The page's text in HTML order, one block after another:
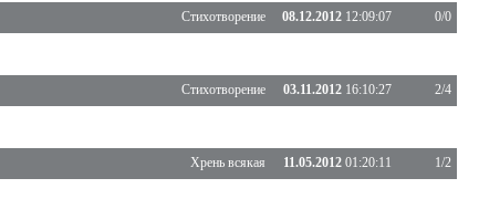
Стихотворение 08.12.2012 12:09:07 0/0
Стихотворение 03.11.2012 16:10:27 2/4
Хрень всякая 11.05.2012 01:20:11 1/2